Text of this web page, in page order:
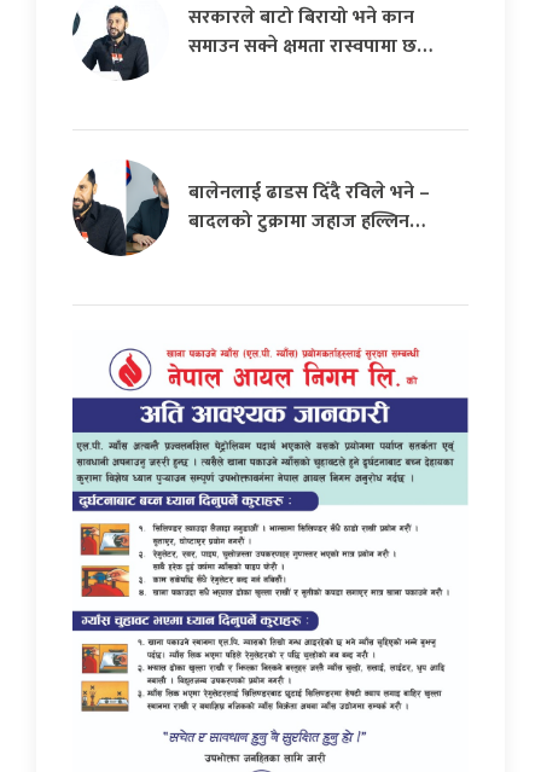
सरकारले बाटो बिरायो भने कान
समाउन सक्ने क्षमता रास्वपामा छ…
बालेनलाई ढाडस दिँदै रविले भने –
बादलको टुक्रामा जहाज हल्लिन…